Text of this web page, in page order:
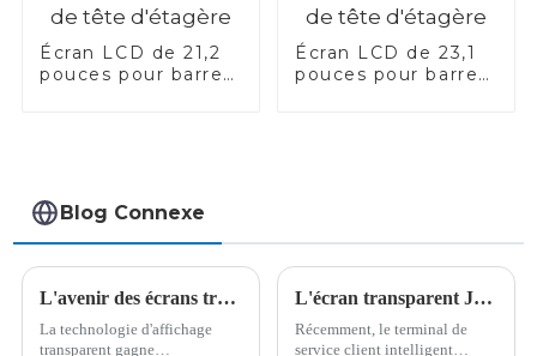
Écran LCD de 21,2
pouces pour barre
Écran LCD de 23,1
pouces pour barre
Blog Connexe
L'avenir des écrans transparents | Analyse comparative des écrans transparents OLED de 30, 55 et 77 pouces
La technologie d'affichage
transparent gagne
L'écran transparent JDI peut traduire 10 langues en quelques secondes, aidant le métro de Shenzhen à réaliser une fonction de service client intelligent multilingue !
Récemment, le terminal de
service client intelligent